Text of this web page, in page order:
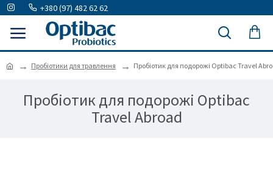
+380 (97) 482 62 62
Пробіотики для травлення Пробіотик для подорожі Optibac Travel
Пробіотик для подорожі Optibac
Travel Abroad